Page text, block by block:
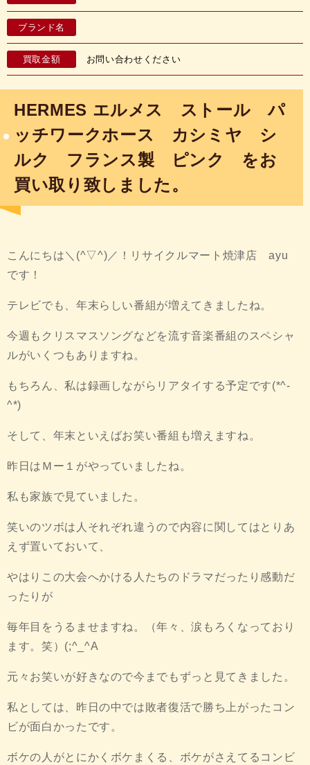
ブランド名
買取金額 お問い合わせください
HERMES エルメス ストール パ
ッチワークホース カシミヤ シ
ルク フランス製 ピンク をお
買い取り致しました。
こんにちは＼(^▽^)／！リサイクルマート焼津店 ayu
です！
テレビでも、年末らしい番組が増えてきましたね。
今週もクリスマスソングなどを流す音楽番組のスペシャ
ルがいくつもありますね。
もちろん、私は録画しながらリアタイする予定です(*^-
^*)
そして、年末といえばお笑い番組も増えますね。
昨日はＭー１がやっていましたね。
私も家族で見ていました。
笑いのツボは人それぞれ違うので内容に関してはとりあ
えず置いておいて、
やはりこの大会へかける人たちのドラマだったり感動だ
ったりが
毎年目をうるませますね。（年々、涙もろくなっており
ます。笑）(;^_^A
元々お笑いが好きなので今までもずっと見てきました。
私としては、昨日の中では敗者復活で勝ち上がったコン
ビが面白かったです。
ボケの人がとにかくボケまくる、ボケがさえてるコンビ